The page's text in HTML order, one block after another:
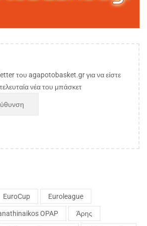
του agapotobasket.gr για να είστε
νέα του μπάσκετ
EuroCup Euroleague
OPAP Άρης